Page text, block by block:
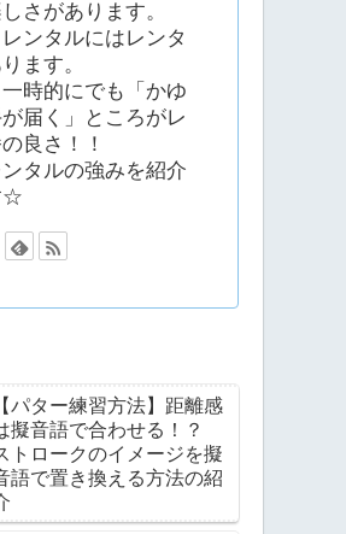
さがあります。
ンタルにはレンタ
ます。
時的にでも「かゆ
届く」ところがレ
良さ！！
タルの強みを紹介
☆
【パター練習方法】距離感
擬音語で合わせる！？
トロークのイメージを擬
語で置き換える方法の紹